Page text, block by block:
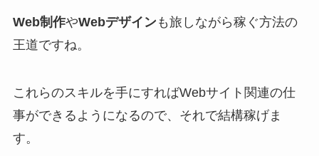
Web制作やWebデザインも旅しながら稼ぐ方法の
王道ですね。
これらのスキルを手にすればWebサイト関連の仕
事ができるようになるので、それで結構稼げま
す。